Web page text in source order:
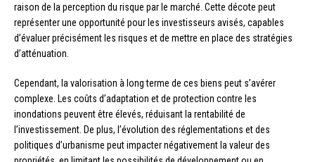
raison de la perception du risque par le marché. Cette décote peut
représenter une opportunité pour les investisseurs avisés, capables
d’évaluer précisément les risques et de mettre en place des stratégies
d’atténuation.
Cependant, la valorisation à long terme de ces biens peut s’avérer
complexe. Les coûts d’adaptation et de protection contre les
inondations peuvent être élevés, réduisant la rentabilité de
l’investissement. De plus, l’évolution des réglementations et des
politiques d’urbanisme peut impacter négativement la valeur des